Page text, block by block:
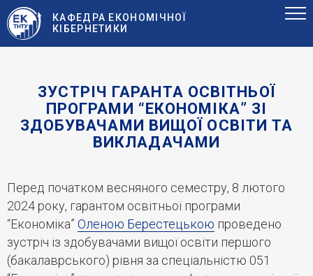
КАФЕДРА ЕКОНОМІЧНОЇ
КІБЕРНЕТИКИ
ЗУСТРІЧ ГАРАНТА ОСВІТНЬОЇ
ПРОГРАМИ “ЕКОНОМІКА” ЗІ
ЗДОБУВАЧАМИ ВИЩОЇ ОСВІТИ ТА
ВИКЛАДАЧАМИ
Перед початком весняного семестру, 8 лютого
2024 року, гарантом освітньої програми
“Економіка” Оленою Берестецькою проведено
зустріч із здобувачами вищої освіти першого
(бакалаврського) рівня за спеціальністю 051